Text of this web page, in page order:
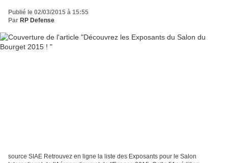
Publié le 02/03/2015 à 15:55
Par RP Defense
source SIAE Retrouvez en ligne la liste des Exposants pour le Salon